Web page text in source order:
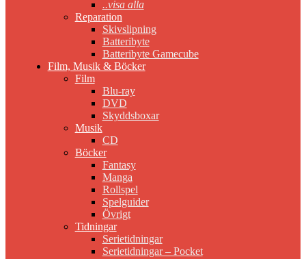
..visa alla
Reparation
Skivslipning
Batteribyte
Batteribyte Gamecube
Film, Musik & Böcker
Film
Blu-ray
DVD
Skyddsboxar
Musik
CD
Böcker
Fantasy
Manga
Rollspel
Spelguider
Övrigt
Tidningar
Serietidningar
Serietidningar – Pocket